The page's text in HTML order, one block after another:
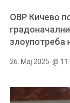
ОВР Кичево
злоупотреба
26. Мај 2025. @